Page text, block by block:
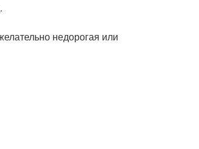
недорогая или